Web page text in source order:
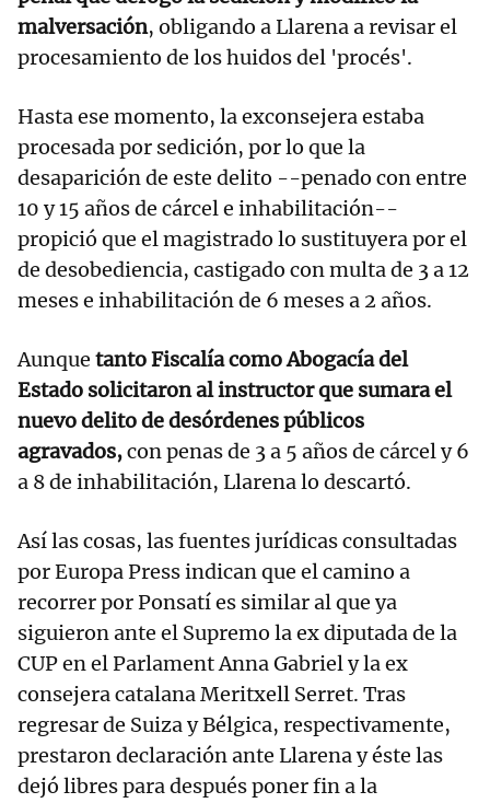
malversación, obligando a Llarena a revisar el
procesamiento de los huidos del 'procés'.
Hasta ese momento, la exconsejera estaba
procesada por sedición, por lo que la
desaparición de este delito --penado con entre
10 y 15 años de cárcel e inhabilitación--
propició que el magistrado lo sustituyera por el
de desobediencia, castigado con multa de 3 a 12
meses e inhabilitación de 6 meses a 2 años.
Aunque tanto Fiscalía como Abogacía del
Estado solicitaron al instructor que sumara el
nuevo delito de desórdenes públicos
agravados,con penas de 3 a 5 años de cárcel y 6
a 8 de inhabilitación, Llarena lo descartó.
Así las cosas, las fuentes jurídicas consultadas
por Europa Press indican que el camino a
recorrer por Ponsatí es similar al que ya
siguieron ante el Supremo la ex diputada de la
CUP en el Parlament Anna Gabriel y la ex
consejera catalana Meritxell Serret. Tras
regresar de Suiza y Bélgica, respectivamente,
prestaron declaración ante Llarena y éste las
dejó libres para después poner fin a la